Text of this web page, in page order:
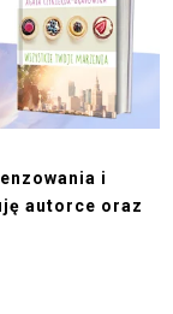
i
autorce oraz